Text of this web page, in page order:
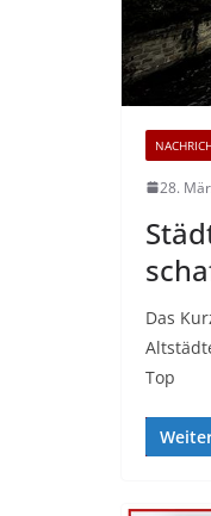
28.
Das
Top